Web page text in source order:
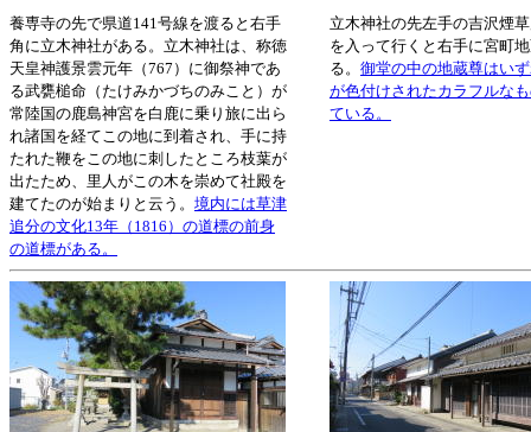
養専寺の先で県道141号線を渡ると右手
角に立木神社がある。立木神社は、称徳
天皇神護景雲元年（767）に御祭神であ
る武甕槌命（たけみかづちのみこと）が
常陸国の鹿島神宮を白鹿に乗り旅に出ら
れ諸国を経てこの地に到着され、手に持
たれた鞭をこの地に刺したところ枝葉が
出たため、里人がこの木を崇めて社殿を
建てたのが始まりと云う。 境内には草津
追分の文化13年（1816）の道標の前身
の道標がある。
立木神社の先左手の吉沢煙
を入って行くと右手に宮町
る。 御堂の中の地蔵尊はい
が色付けされたカラフルな
ている。